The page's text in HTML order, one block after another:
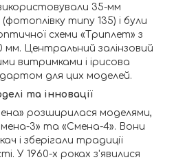
35-мм
типу 135) і були
схеми «Триплет» з
Центральний залінзовий
витримками і ірисова
для цих моделей.
та інновації
розширилася моделями,
3» та «Смена-4». Вони
і зберігали традиції
У 1960-х роках з'явилися